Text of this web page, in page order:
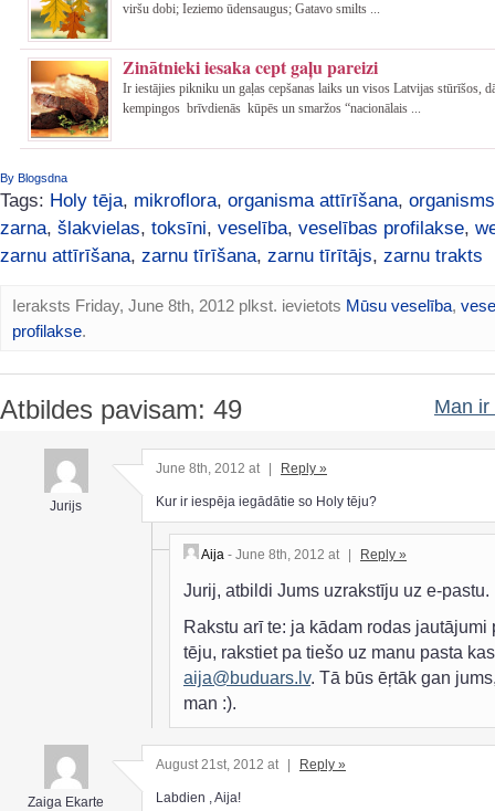
viršu dobi; Ieziemo ūdensaugus; Gatavo smilts ...
Zinātnieki iesaka cept gaļu pareizi
Ir iestājies pikniku un gaļas cepšanas laiks un visos Latvijas stūrīšos,
kempingos brīvdienās kūpēs un smaržos “nacionālais ...
By Blogsdna
Tags: Holy tēja, mikroflora, organisma attīrīšana, organisms
zarna, šlakvielas, toksīni, veselība, veselības profilakse,
zarnu attīrīšana, zarnu tīrīšana, zarnu tīrītājs, zarnu trakts
Ieraksts Friday, June 8th, 2012 plkst. ievietots Mūsu veselība,
profilakse.
Atbildes pavisam: 49 Man ir
Jurijs
June 8th, 2012 at | Reply »
Kur ir iespēja iegādātie so Holy tēju?
Aija - June 8th, 2012 at Reply »
Jurij, atbildi Jums uzrakstīju uz e-pastu.
Rakstu arī te: ja kādam rodas jautājumi
tēju, rakstiet pa tiešo uz manu pasta
aija@buduars.lv. Tā būs ēŗtāk gan
man :).
Zaiga Ekarte
August 21st, 2012 at | Reply »
Labdien , Aija!